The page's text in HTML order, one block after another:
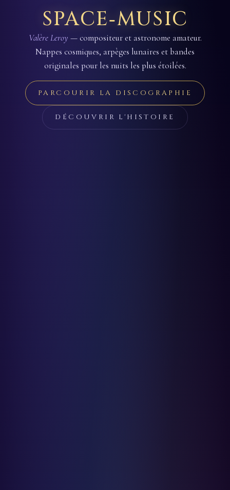
SPACE‑MUSIC
Valère Leroy — compositeur et astronome amateur.
Nappes cosmiques, arpèges lunaires et bandes
originales pour les nuits les plus étoilées.
PARCOURIR LA DISCOGRAPHIE
DÉCOUVRIR L'HISTOIRE